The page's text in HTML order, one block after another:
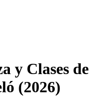
y Clases de
(2026)